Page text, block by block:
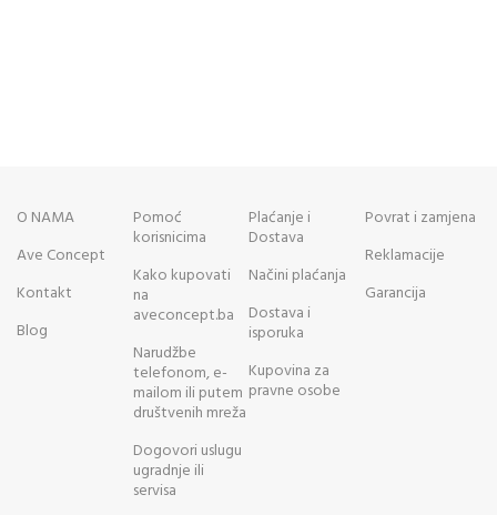
O NAMA
Ave Concept
Kontakt
Blog
Pomoć
korisnicima
Kako kupovati
na
aveconcept.ba
Narudžbe
telefonom, e-
mailom ili putem
društvenih mreža
Dogovori uslugu
ugradnje ili
servisa
Plaćanje i
Dostava
Načini plaćanja
Dostava i
isporuka
Kupovina za
pravne osobe
Povrat i zamjena
Reklamacije
Garancija